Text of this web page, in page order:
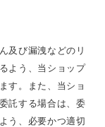
及び漏洩などのリ
よう、当ショップ
す。また、当ショ
託する場合は、委
う、必要かつ適切